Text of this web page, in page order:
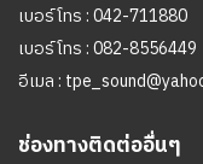
เบอร์โทร :042-711880
เบอร์โทร :082-8556449
อีเมล :
ช่องทางติดต่ออื่นๆ